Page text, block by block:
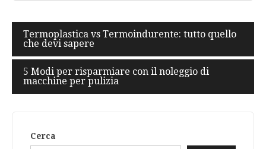
Navigazione
articoli
Termoplastica vs Termoindurente: tutto quello
che devi sapere
5 Modi per risparmiare con il noleggio di
macchine per pulizia
Cerca